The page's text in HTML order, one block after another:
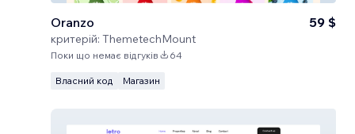
Oranzo
критерій: ThemetechMount
59 $
Поки що немає відгуків 64
Власний код Магазин